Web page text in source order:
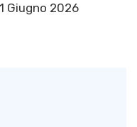
Giugno 2026